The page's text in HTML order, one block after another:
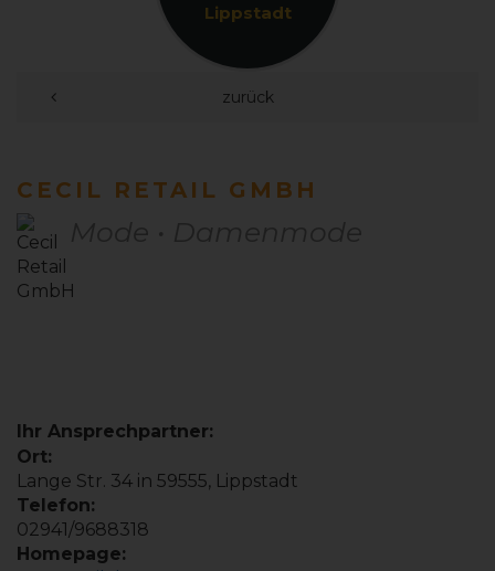
Lippstadt
zurück
CECIL RETAIL GMBH
Ihr Ansprechpartner:
Ort:
Lange Str. 34 in 59555, Lippstadt
Telefon:
02941/9688318
Homepage: